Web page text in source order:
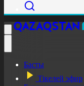
Басты
Тікелей эфир